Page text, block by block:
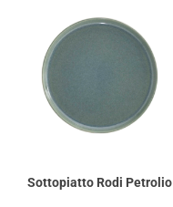
Sottopiatto Rodi Petrolio